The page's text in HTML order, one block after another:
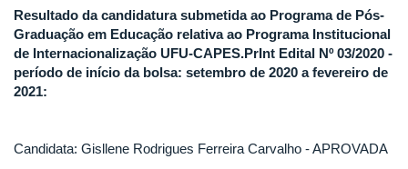
Resultado da candidatura submetida ao Programa de Pós-
Graduação em Educação relativa ao Programa Institucional
de Internacionalização UFU-CAPES.PrInt Edital Nº 03/2020 -
período de início da bolsa: setembro de 2020 a fevereiro de
2021:
Candidata: Gisllene Rodrigues Ferreira Carvalho - APROVADA